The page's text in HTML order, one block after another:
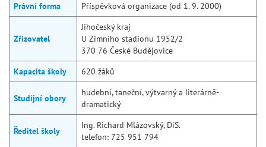
Právní forma
Příspěvková organizace (od 1. 9. 2000)
Zřizovatel
Jihočeský kraj
U Zimního stadionu 1952/2
370 76 České Budějovice
Kapacita školy
620 žáků
Studijní obory
hudební, taneční, výtvarný a literárně-
dramatický
Ředitel školy
Ing. Richard Mlázovský, DiS.
telefon: 725 951 794